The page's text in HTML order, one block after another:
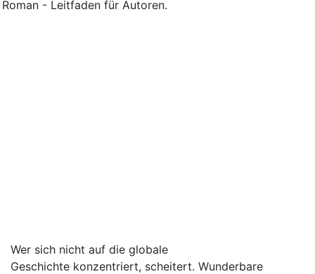
Wer sich nicht auf die globale
Geschichte konzentriert, scheitert. Wunderbare